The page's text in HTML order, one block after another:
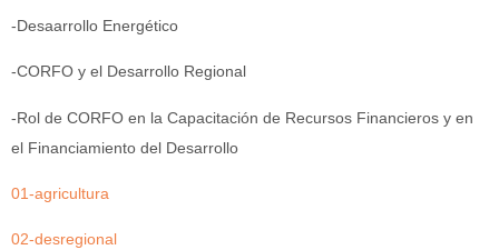
-Desaarrollo Energético
-CORFO y el Desarrollo Regional
-Rol de CORFO en la Capacitación de Recursos Financieros y en
el Financiamiento del Desarrollo
01-agricultura
02-desregional